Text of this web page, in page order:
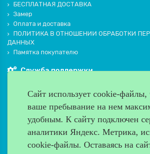
БЕСПЛАТНАЯ ДОСТАВКА
Замер
Оплата и доставка
ПОЛИТИКА В ОТНОШЕНИИ ОБРАБОТКИ
ДАННЫХ
Памятка покупателю
Служба поддержки
Производители
Дополнительно
Наш адрес
Работаем с 9:00 до 20:00
Сайт использует cookie-файлы,
ваше пребывание на нем
удобным. К cайту подключен
аналитики Яндекс. Метрика,
cookie-файлы. Оставаясь на